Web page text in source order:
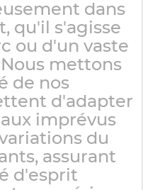
dans
qu'il s'agisse
ou d'un vaste
mettons
de nos
d'adapter
imprévus
du
assurant
d'esprit